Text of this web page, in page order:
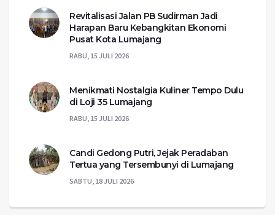
Revitalisasi Jalan PB Sudirman Jadi
Harapan Baru Kebangkitan Ekonomi
Pusat Kota Lumajang
RABU, 15 JULI 2026
Menikmati Nostalgia Kuliner Tempo Dulu
di Loji 35 Lumajang
RABU, 15 JULI 2026
Candi Gedong Putri, Jejak Peradaban
Tertua yang Tersembunyi di Lumajang
SABTU, 18 JULI 2026